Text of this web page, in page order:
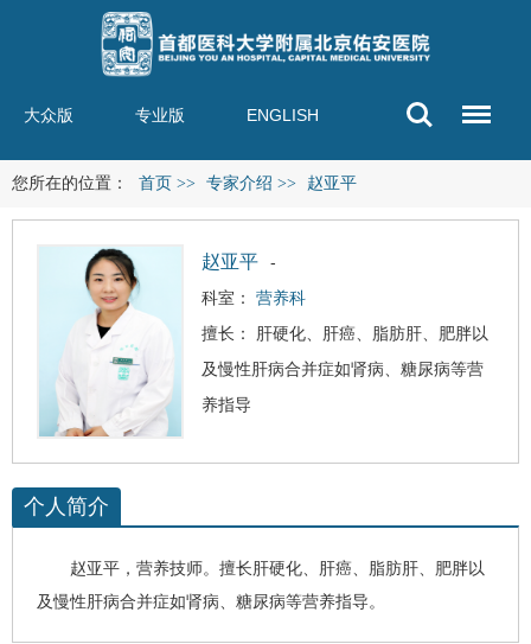
大众版 专业版 ENGLISH
您所在的位置： 首页 >> 专家介绍 >> 赵亚平
赵亚平
-
科室： 营养科
擅长：
肝硬化 肝癌 脂肪肝 、肥胖以
及慢性肝病合并症如肾病、糖尿病等营
养指导
个人简介
赵亚平 ，营养技师。擅长肝硬化 肝癌 脂肪肝 、肥胖以
及慢性肝病合并症如肾病、糖尿病等营养指导。